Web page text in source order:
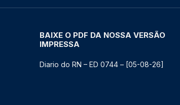
BAIXE O PDF DA NOSSA VERSÃO
IMPRESSA
Diario do RN – ED 0744 – [05-08-26]